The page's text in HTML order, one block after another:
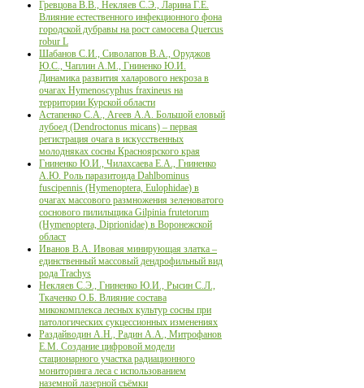
Гревцова В.В., Некляев С.Э., Ларина Г.Е.
Влияние естественного инфекционного фона
городской дубравы на рост самосева Quercus
robur L
Шабанов С.И., Сиволапов В.А., Оруджов
Ю.С., Чаплин А.М., Гниненко Ю.И.
Динамика развития халарового некроза в
очагах Hymenoscyphus fraxineus на
территории Курской области
Астапенко С.А., Агеев А.А. Большой еловый
лубоед (Dendroctonus micans) – первая
регистрация очага в искусственных
молодняках сосны Красноярского края
Гниненко Ю.И., Чилахсаева Е.А., Гниненко
А.Ю. Роль паразитоида Dahlbominus
fuscipennis (Hymenoptera, Eulophidae) в
очагах массового размножения зеленоватого
соснового пилильщика Gilpinia frutetorum
(Hymenoptera, Diprionidae) в Воронежской
област
Иванов В.А. Ивовая минирующая златка –
единственный массовый дендрофильный вид
рода Trachys
Некляев С.Э., Гниненко Ю.И., Рысин С.Л.,
Ткаченко О.Б. Влияние состава
микокомплекса лесных культур сосны при
патологических сукцессионных изменениях
Раздайводин А.Н., Радин А.А., Митрофанов
Е.М. Создание цифровой модели
стационарного участка радиационного
мониторинга леса с использованием
наземной лазерной съёмки